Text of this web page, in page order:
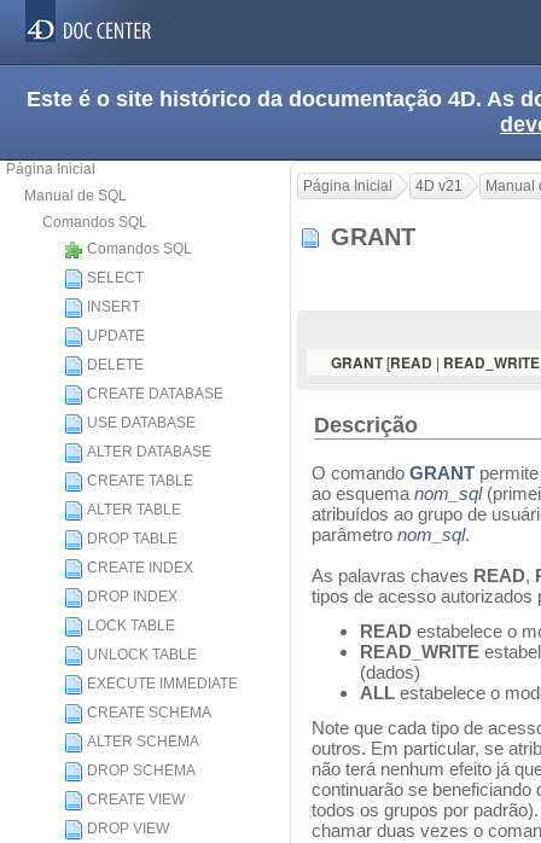
Este é o site histórico da documentação 4D. As
Página Inicial
Manual de SQL
Comandos SQL
Comandos SQL
SELECT
INSERT
UPDATE
DELETE
CREATE DATABASE
USE DATABASE
ALTER DATABASE
CREATE TABLE
ALTER TABLE
DROP TABLE
CREATE INDEX
DROP INDEX
LOCK TABLE
UNLOCK TABLE
EXECUTE IMMEDIATE
CREATE SCHEMA
ALTER SCHEMA
DROP SCHEMA
CREATE VIEW
DROP VIEW
Página Inicial 4D v21 Manual
GRANT
GRANT[READ | READ_WRITE
Descrição
O comando GRANT
ao esquemanom_sql
atribuídos ao grupo de
parâmetro nom_sql.
As palavras chaves READ,
tipos de acesso autorizados
READ estabelece o
READ_WRITE
(dados)
ALL estabelece o
Note que cada tipo de
outros. Em particular, se
não terá nenhum efeito já
continuarão se
todos os grupos por
chamar duas vezes o